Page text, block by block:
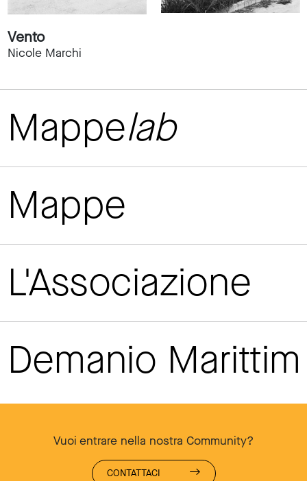
Vento
Nicole Marchi
Mappelab
Mappe
L'Associazione
Demanio
Vuoi entrare nella nostra Community?
CONTATTACI